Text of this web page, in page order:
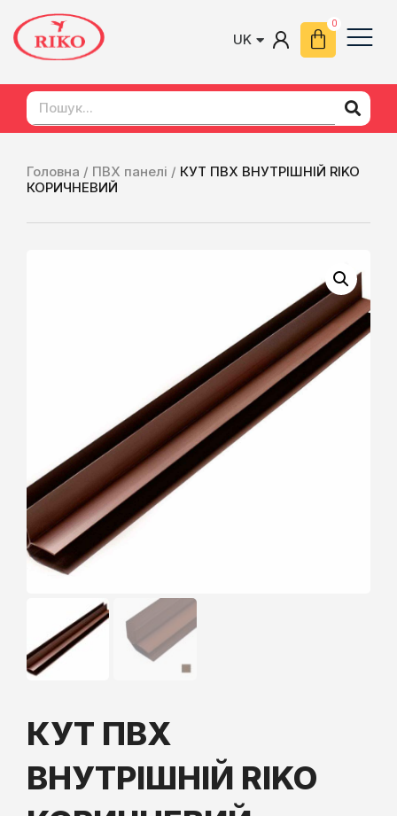
UK
EN
Головна / ПВХ панелі / КУТ ПВХ ВНУТРІШНІЙ RIKO
КОРИЧНЕВИЙ
КУТ ПВХ
ВНУТРІШНІЙ RIKO